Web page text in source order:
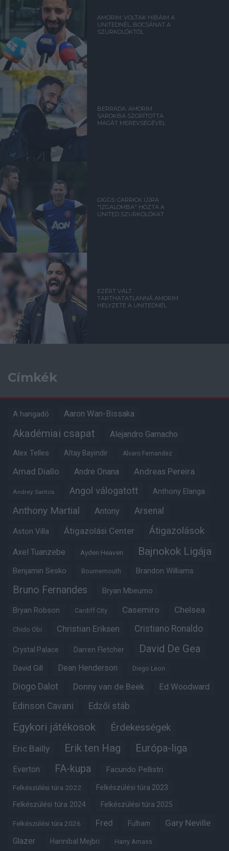
AMORIM: VOLTAK HIBÁIM A
UNITEDNÉL, BOCSÁNAT A
SZURKOLÓKTÓL
BERRADA: AMORIM
SAROKBA SZORÍTOTTA
MAGÁT MEREVSÉGÉVEL
GIGGS: CARRICK ÚJRA
"IZGALOMBA" HOZTA A
UNITED SZURKOLÓKAT
EZÉRT VÁLT
TARTHATATLANNÁ AMORIM
HELYZETE A UNITEDNÉL
Címkék
A hangadó Aaron Wan-Bissaka
Akadémiai csapat Alejandro Garnacho
Alex Telles Altay Bayindir Alvaro Fernandez
Amad Diallo Andre Onana Andreas Pereira
Andrey Santos Angol válogatott Anthony Elanga
Anthony Martial Antony Arsenal
Aston Villa Átigazolási Center Átigazolások
Axel Tuanzebe Ayden Heaven Bajnokok Ligája
Benjamin Sesko Bournemouth Brandon Williams
Bruno Fernandes Bryan Mbeumo
Bryan Robson Cardiff City Casemiro Chelsea
Chido Obi Christian Eriksen Cristiano Ronaldo
Crystal Palace Darren Fletcher David De Gea
David Gill Dean Henderson Diego Leon
Diogo Dalot Donny van de Beek Ed Woodward
Edinson Cavani Edzői stáb
Egykori játékosok Érdekességek
Eric Bailly Erik ten Hag Európa-liga
Everton FA-kupa Facundo Pellistri
Felkészülési túra 2022 Felkészülési túra 2023
Felkészülési túra 2024 Felkészülési túra 2025
Felkészülési túra 2026 Fred Fulham Gary Neville
Glazer Hannibal Mejbri Harry Amass